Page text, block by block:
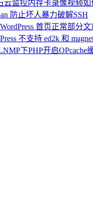
云监控内存卡录像视频如
防止坏人暴力破解SSH
WordPress 首页正常部分
不支持 ed2k 和
下PHP开启OPcache